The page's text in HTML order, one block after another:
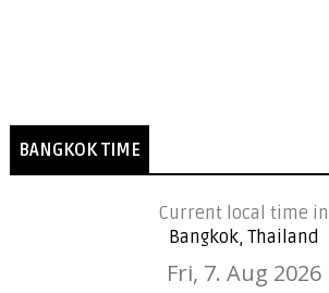
BANGKOK TIME
Current local time in
Bangkok, Thailand